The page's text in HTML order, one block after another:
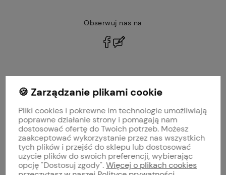
Obserwuj nas na
MOJE KONTO
PŁATNOŚCI I DOSTAWA
INFORMACJE
O NAS
🍪 Zarządzanie plikami cookie
Pliki cookies i pokrewne im technologie umożliwiają
poprawne działanie strony i pomagają nam
dostosować ofertę do Twoich potrzeb. Możesz
zaakceptować wykorzystanie przez nas wszystkich
tych plików i przejść do sklepu lub dostosować
użycie plików do swoich preferencji, wybierając
opcję "Dostosuj zgody".Więcej o plikach cookies